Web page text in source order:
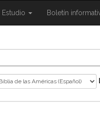
Estudio
{{
Boletín